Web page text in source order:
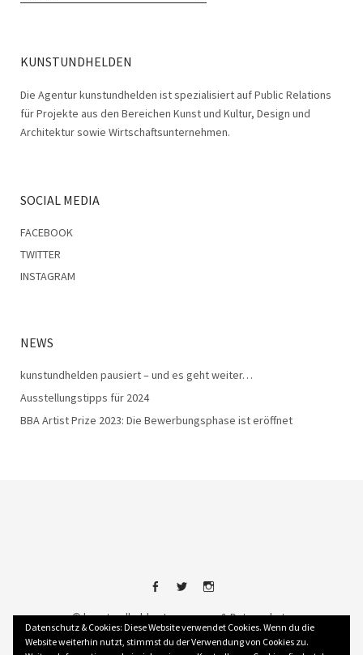
KUNSTUNDHELDEN
Die Agentur kunstundhelden ist spezialisiert auf Public Relations
für Projekte aus den Bereichen Kunst und Kultur, Design und
Architektur sowie Wirtschaftsunternehmen.
SOCIAL MEDIA
FACEBOOK
TWITTER
INSTAGRAM
NEWS
kunstundhelden pausiert – und es geht weiter…
Ausstellungstipps für 2024
BBA Artist Prize 2023: Die Bewerbungsphase ist eröffnet
FACEBOOK
TWITTERINSTAGRAM
©kunstundheldenImpressum & Datenschutz
Datenschutz & Cookies: Diese Website verwendet Cookies. Wenn du die
Website weiterhin nutzt, stimmst du der Verwendung von Cookies zu.